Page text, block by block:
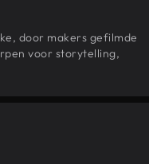
door makers gefilmde
voor storytelling,